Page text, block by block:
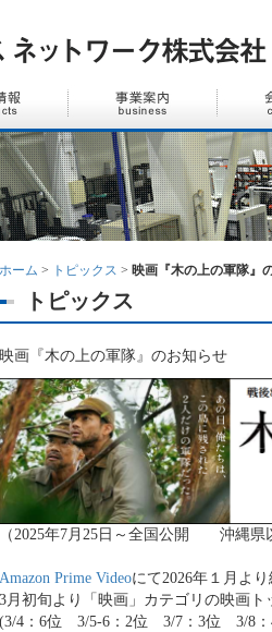
ホーム > トピックス > 映画『木の上の軍隊』
トピックス
映画『木の上の軍隊』のお知らせ
（2025年7月25日～全国公開 沖縄県
Amazon Prime Videoにて2026年１月より
3月初旬より「映画」カテゴリの映画ト
(3/4：6位 3/5-6：2位 3/7：3位 3/8